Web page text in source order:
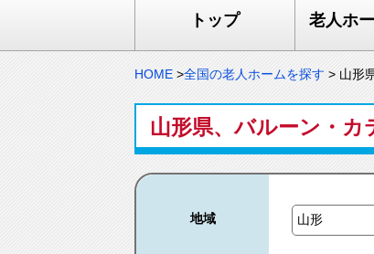
トップ 老人ホ
HOME >全国の老人ホームを探す > 山形
山形県、バルーン・カ
地域